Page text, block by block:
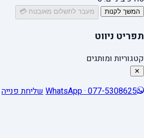
המשך לקנות מעבר לתשלום מאובטח 💳
תפריט ניווט
קטגוריות ומותגים
✕
WhatsApp · 077-5308625שליחת פנייה